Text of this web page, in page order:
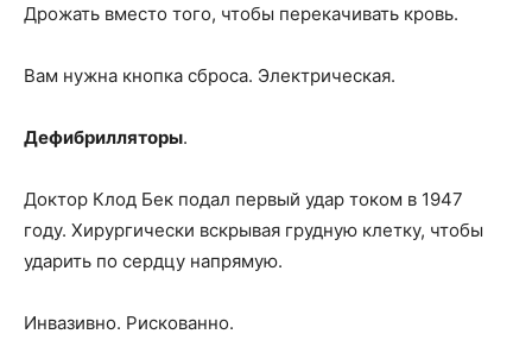
Дрожать вместо того, чтобы перекачивать кровь.
Вам нужна кнопка сброса. Электрическая.
Дефибрилляторы.
Доктор Клод Бек подал первый удар током в 1947
году. Хирургически вскрывая грудную клетку, чтобы
ударить по сердцу напрямую.
Инвазивно. Рискованно.